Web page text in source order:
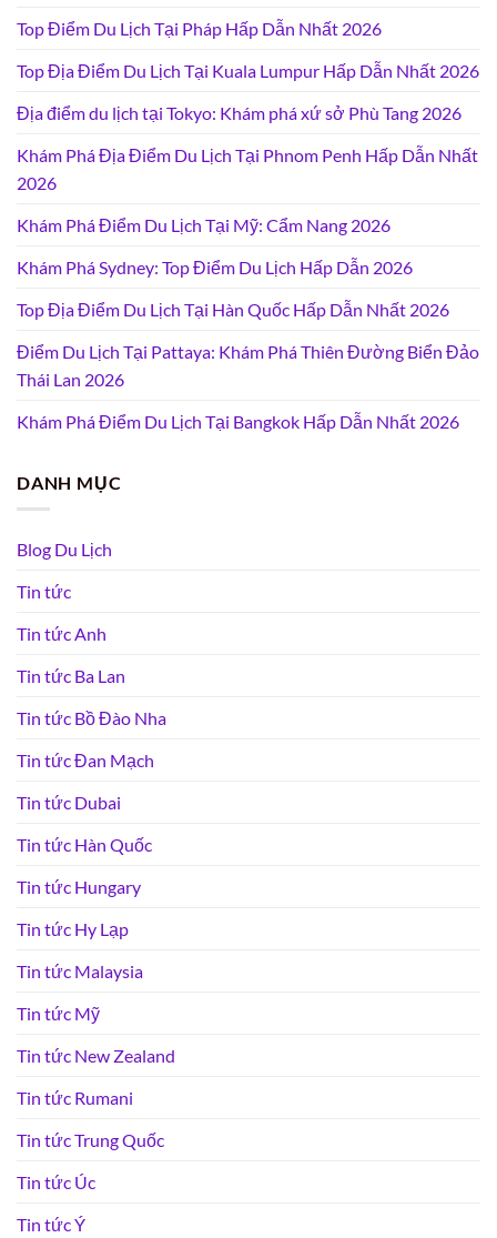
Top Điểm Du Lịch Tại Pháp Hấp Dẫn Nhất 2026
Top Địa Điểm Du Lịch Tại Kuala Lumpur Hấp Dẫn Nhất 2026
Địa điểm du lịch tại Tokyo: Khám phá xứ sở Phù Tang 2026
Khám Phá Địa Điểm Du Lịch Tại Phnom Penh Hấp Dẫn Nhất
2026
Khám Phá Điểm Du Lịch Tại Mỹ: Cẩm Nang 2026
Khám Phá Sydney: Top Điểm Du Lịch Hấp Dẫn 2026
Top Địa Điểm Du Lịch Tại Hàn Quốc Hấp Dẫn Nhất 2026
Điểm Du Lịch Tại Pattaya: Khám Phá Thiên Đường Biển Đảo
Thái Lan 2026
Khám Phá Điểm Du Lịch Tại Bangkok Hấp Dẫn Nhất 2026
DANH MỤC
Blog Du Lịch
Tin tức
Tin tức Anh
Tin tức Ba Lan
Tin tức Bồ Đào Nha
Tin tức Đan Mạch
Tin tức Dubai
Tin tức Hàn Quốc
Tin tức Hungary
Tin tức Hy Lạp
Tin tức Malaysia
Tin tức Mỹ
Tin tức New Zealand
Tin tức Rumani
Tin tức Trung Quốc
Tin tức Úc
Tin tức Ý